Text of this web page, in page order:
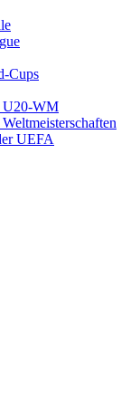
Cups
U20-WM
UEFA